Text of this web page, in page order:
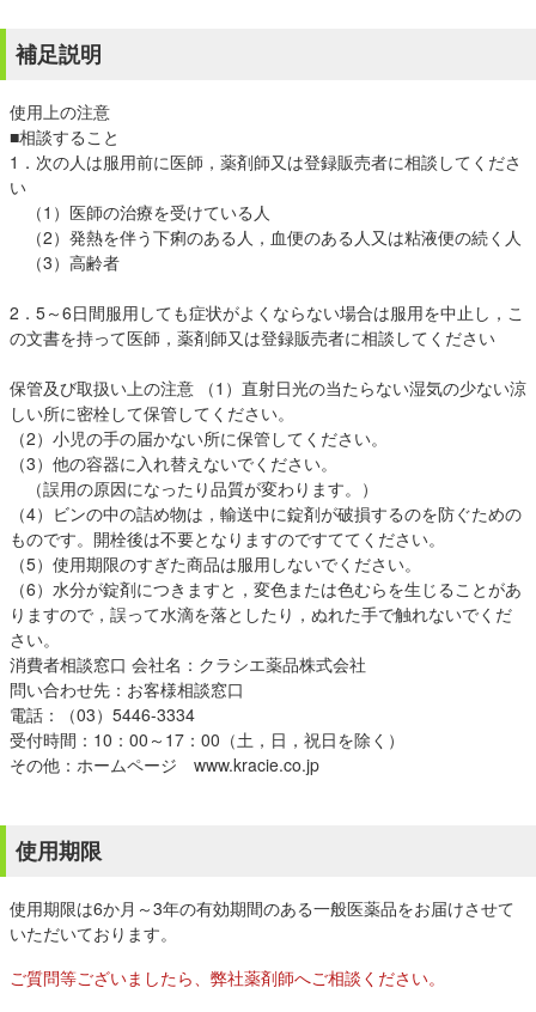
補足説明
使用上の注意
■相談すること
1．次の人は服用前に医師，薬剤師又は登録販売者に相談してくださ
い
（1）医師の治療を受けている人
（2）発熱を伴う下痢のある人，血便のある人又は粘液便の続く人
（3）高齢者
2．5～6日間服用しても症状がよくならない場合は服用を中止し，こ
の文書を持って医師，薬剤師又は登録販売者に相談してください
保管及び取扱い上の注意 （1）直射日光の当たらない湿気の少ない涼
しい所に密栓して保管してください。
（2）小児の手の届かない所に保管してください。
（3）他の容器に入れ替えないでください。
（誤用の原因になったり品質が変わります。）
（4）ビンの中の詰め物は，輸送中に錠剤が破損するのを防ぐための
ものです。開栓後は不要となりますのですててください。
（5）使用期限のすぎた商品は服用しないでください。
（6）水分が錠剤につきますと，変色または色むらを生じることがあ
りますので，誤って水滴を落としたり，ぬれた手で触れないでくだ
さい。
消費者相談窓口 会社名：クラシエ薬品株式会社
問い合わせ先：お客様相談窓口
電話：（03）5446-3334
受付時間：10：00～17：00（土，日，祝日を除く）
その他：ホームページ www.kracie.co.jp
使用期限
使用期限は6か月～3年の有効期間のある一般医薬品をお届けさせて
いただいております。
ご質問等ございましたら、弊社薬剤師へご相談ください。